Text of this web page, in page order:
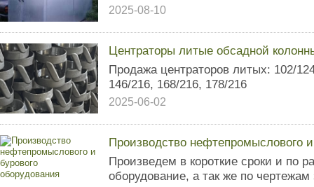
2025-08-10
Центраторы литые обсадной
Продажа центраторов литых: 102/
146/216, 168/216, 178/216
2025-06-02
Производство нефтепромыслового
Произведем в короткие сроки и по
оборудование, а так же по чертежам